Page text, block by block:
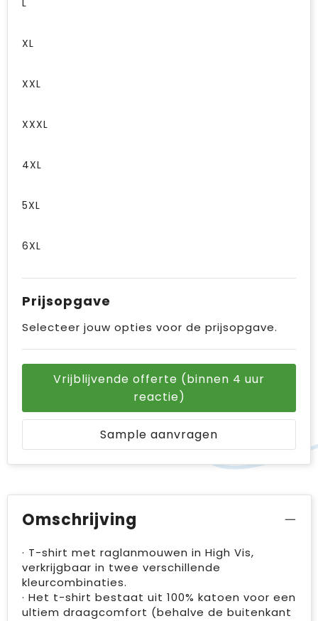
XL
XXL
XXXL
4XL
5XL
6XL
Prijsopgave
Selecteer jouw opties voor de prijsopgave.
Vrijblijvende offerte (binnen 4 uur
reactie)
Sample aanvragen
Omschrijving
· T-shirt met raglanmouwen in High Vis,
verkrijgbaar in twee verschillende
kleurcombinaties.
· Het t-shirt bestaat uit 100% katoen voor een
ultiem draagcomfort (behalve de buitenkant